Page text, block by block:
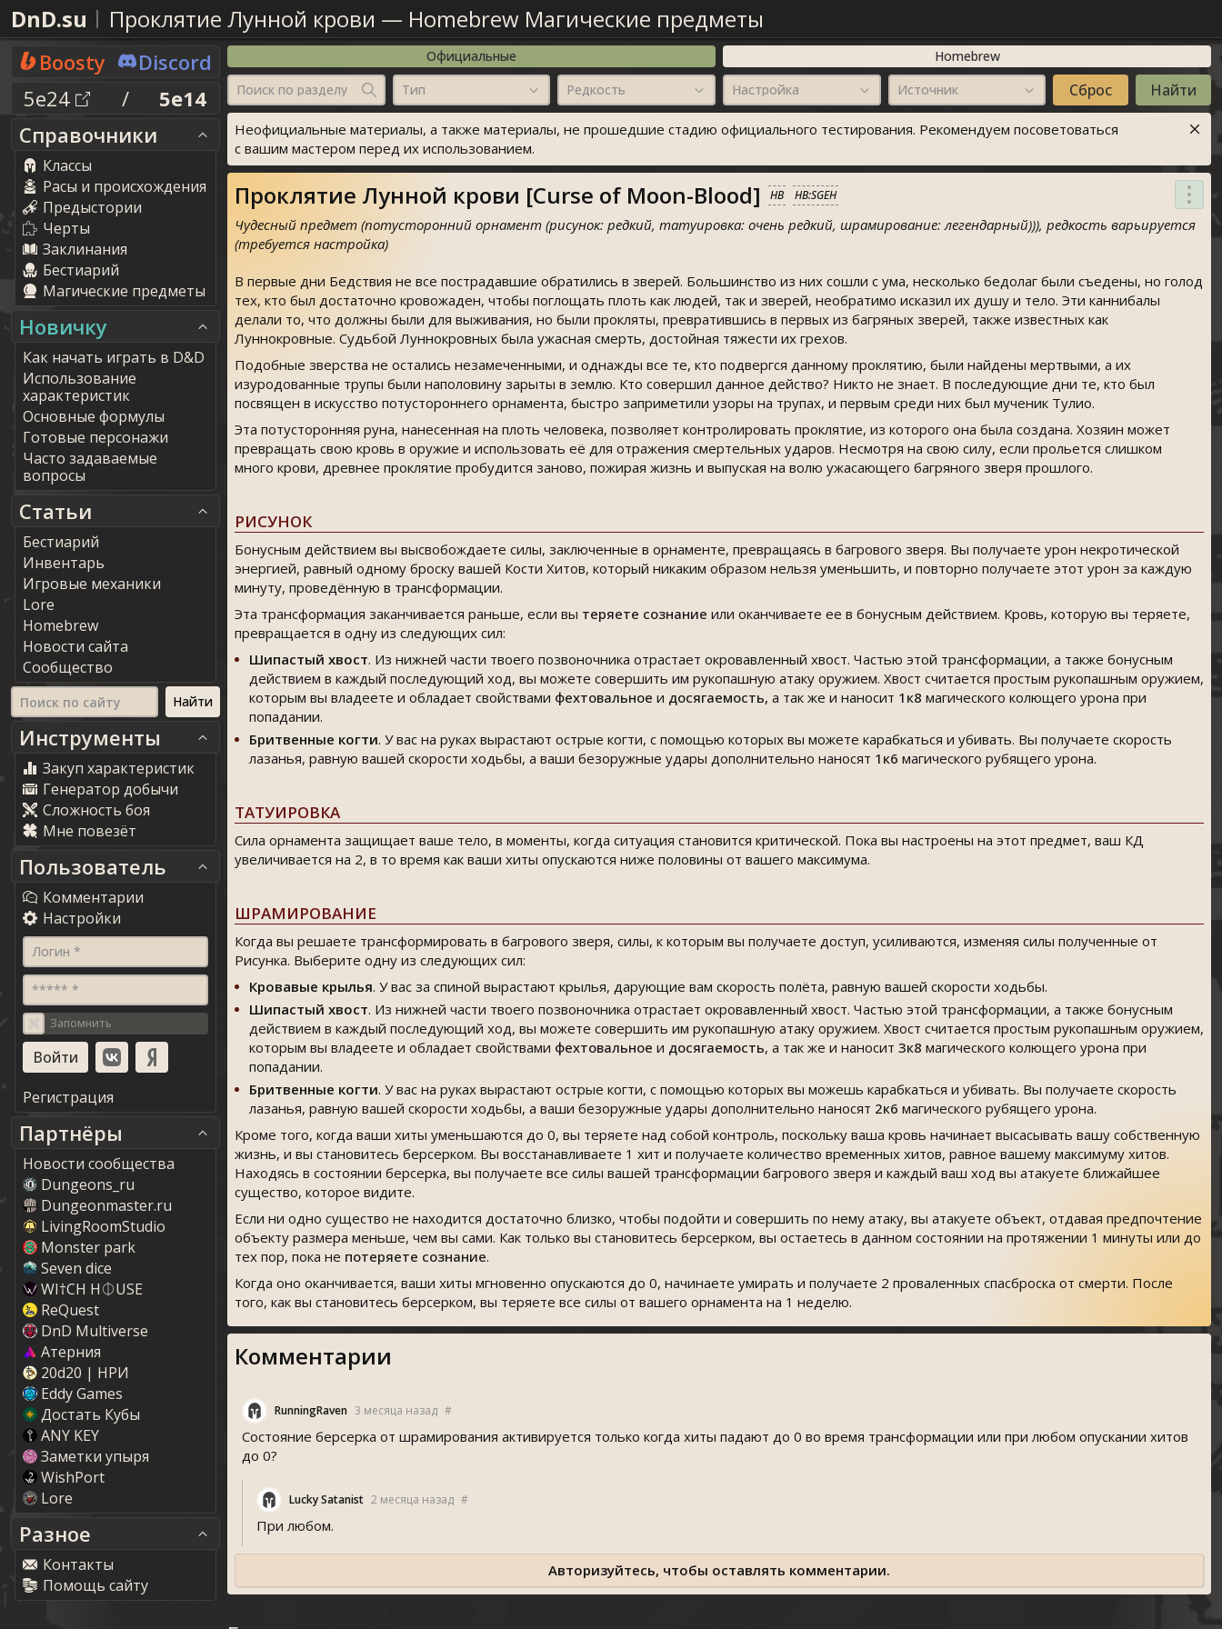
DnD.su Проклятие Лунной крови — Homebrew Магические предметы
Boosty
Discord
5e24
/
5e14
Справочники
Классы
Расы и происхождения
Предыстории
Черты
Заклинания
Бестиарий
Магические предметы
Новичку
Как начать играть в D&D
Использование
характеристик
Основные формулы
Готовые персонажи
Часто задаваемые
вопросы
Статьи
Бестиарий
Инвентарь
Игровые механики
Lore
Homebrew
Новости сайта
Сообщество
Инструменты
Закуп характеристик
Генератор добычи
Сложность боя
Мне повезёт
Пользователь
Комментарии
Настройки
Логин *
***** *
Запомнить
Регистрация
Партнёры
Новости сообщества
Dungeons_ru
Dungeonmaster.ru
LivingRoomStudio
Monster park
Seven dice
WI†CH H⏀USE
ReQuest
DnD Multiverse
Атерния
20d20 | НРИ
Eddy Game
Достать Кубы
ANY KEY
Заметки упыря
WishPort
Lore
Разное
Контакты
Помощь сайту
Официальные
Homebrew
Поиск по разделу
Тип Редкость Настройка Источник
Неофициальные материалы, а также материалы, не прошедшие стадию официального тестирования. Рекомендуем посоветоваться
с вашим мастером перед их использованием.
Проклятие Лунной крови [Curse of Moon-Blood] HB HB:SGEH
Чудесный предмет (потусторонний орнамент (рисунок: редкий, татуировка: очень редкий, шрамирование: легендарный))), редкость варьируется
(требуется настройка)
В первые дни Бедствия не все пострадавшие обратились в зверей. Большинство из них сошли с ума, несколько бедолаг были съедены, но голод
тех, кто был достаточно кровожаден, чтобы поглощать плоть как людей, так и зверей, необратимо исказил их душу и тело. Эти каннибалы
делали то, что должны были для выживания, но были прокляты, превратившись в первых из багряных зверей, также известных как
Луннокровные. Судьбой Луннокровных была ужасная смерть, достойная тяжести их грехов.
Подобные зверства не остались незамеченными, и однажды все те, кто подвергся данному проклятию, были найдены мертвыми, а их
изуродованные трупы были наполовину зарыты в землю. Кто совершил данное действо? Никто не знает. В последующие дни те, кто был
посвящен в искусство потустороннего орнамента, быстро заприметили узоры на трупах, и первым среди них был мученик Тулио.
Эта потусторонняя руна, нанесенная на плоть человека, позволяет контролировать проклятие, из которого она была создана. Хозяин может
превращать свою кровь в оружие и использовать её для отражения смертельных ударов. Несмотря на свою силу, если прольется слишком
много крови, древнее проклятие пробудится заново, пожирая жизнь и выпуская на волю ужасающего багряного зверя прошлого.
РИСУНОК
Бонусным действием вы высвобождаете силы, заключенные в орнаменте, превращаясь в багрового зверя. Вы получаете урон некротической
энергией, равный одному броску вашей Кости Хитов, который никаким образом нельзя уменьшить, и повторно получаете этот урон за каждую
минуту, проведённую в трансформации.
Эта трансформация заканчивается раньше, если вы теряете сознание или оканчиваете ее в бонусным действием. Кровь, которую вы теряете,
превращается в одну из следующих сил:
Шипастый хвост. Из нижней части твоего позвоночника отрастает окровавленный хвост. Частью этой трансформации, а также бонусным
действием в каждый последующий ход, вы можете совершить им рукопашную атаку оружием. Хвост считается простым рукопашным оружием,
которым вы владеете и обладает свойствами фехтовальное и досягаемость, а так же и наносит 1к8 магического колющего урона при
попадании.
Бритвенные когти. У вас на руках вырастают острые когти, с помощью которых вы можете карабкаться и убивать. Вы получаете скорость
лазанья, равную вашей скорости ходьбы, а ваши безоружные удары дополнительно наносят 1к6 магического рубящего урона.
ТАТУИРОВКА
Сила орнамента защищает ваше тело, в моменты, когда ситуация становится критической. Пока вы настроены на этот предмет, ваш КД
увеличивается на 2, в то время как ваши хиты опускаются ниже половины от вашего максимума.
ШРАМИРОВАНИЕ
Когда вы решаете трансформировать в багрового зверя, силы, к которым вы получаете доступ, усиливаются, изменяя силы полученные от
Рисунка. Выберите одну из следующих сил:
Кровавые крылья. У вас за спиной вырастают крылья, дарующие вам скорость полёта, равную вашей скорости ходьбы.
Шипастый хвост. Из нижней части твоего позвоночника отрастает окровавленный хвост. Частью этой трансформации, а также бонусным
действием в каждый последующий ход, вы можете совершить им рукопашную атаку оружием. Хвост считается простым рукопашным оружием,
которым вы владеете и обладает свойствами фехтовальное и досягаемость, а так же и наносит 3к8 магического колющего урона при
попадании.
Бритвенные когти. У вас на руках вырастают острые когти, с помощью которых вы можешь карабкаться и убивать. Вы получаете скорость
лазанья, равную вашей скорости ходьбы, а ваши безоружные удары дополнительно наносят 2к6 магического рубящего урона.
Кроме того, когда ваши хиты уменьшаются до 0, вы теряете над собой контроль, поскольку ваша кровь начинает высасывать вашу собственную
жизнь, и вы становитесь берсерком. Вы восстанавливаете 1 хит и получаете количество временных хитов, равное вашему максимуму хитов.
Находясь в состоянии берсерка, вы получаете все силы вашей трансформации багрового зверя и каждый ваш ход вы атакуете ближайшее
существо, которое видите.
Если ни одно существо не находится достаточно близко, чтобы подойти и совершить по нему атаку, вы атакуете объект, отдавая предпочтение
объекту размера меньше, чем вы сами. Как только вы становитесь берсерком, вы остаетесь в данном состоянии на протяжении 1 минуты или до
тех пор, пока не потеряете сознание.
Когда оно оканчивается, ваши хиты мгновенно опускаются до 0, начинаете умирать и получаете 2 проваленных спасброска от смерти. После
того, как вы становитесь берсерком, вы теряете все силы от вашего орнамента на 1 неделю.
Комментарии
RunningRaven 3 месяца назад #
Состояние берсерка от шрамирования активируется только когда хиты падают до 0 во время трансформации или при любом опускании хитов
до 0?
Lucky Satanist 2 месяца назад #
При любом.
Авторизуйтесь, чтобы оставлять комментарии.